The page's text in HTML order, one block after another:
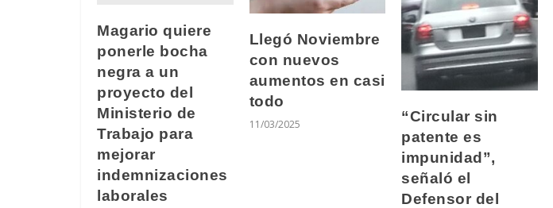
Magario quiere
ponerle bocha
negra a un
proyecto del
Ministerio de
Trabajo para
mejorar
indemnizaciones
laborales
Llegó Noviembre
con nuevos
aumentos en casi
todo
11/03/2025
“Circular sin
patente es
impunidad”,
señaló el
Defensor del